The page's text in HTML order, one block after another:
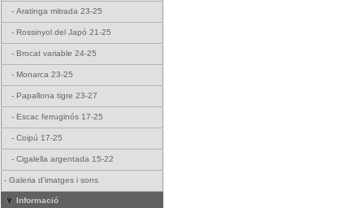
- Aratinga mitrada 23-25
- Rossinyol del Japó 21-25
- Brocat variable 24-25
- Monarca 23-25
- Papallona tigre 23-27
- Escac ferruginós 17-25
- Coipú 17-25
- Cigalella argentada 15-22
- Galeria d'imatges i sons
Informació